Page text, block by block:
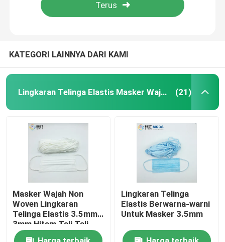
Rumah
Produk
Tentang kita
KATEGORI LAINNYA DARI KAMI
Lingkaran Telinga Elastis Masker Wajah (21)
Masker Wajah Non
Woven Lingkaran
Telinga Elastis 3.5mm
3mm Hitam Tali Tali
Elastis Bulat Lembut
Lingkaran Telinga
Elastis Berwarna-warni
Untuk Masker 3.5mm